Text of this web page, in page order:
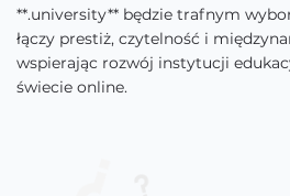
**.university** będzie trafnym
łączy prestiż, czytelność i
wspierając rozwój instytucji
świecie online.